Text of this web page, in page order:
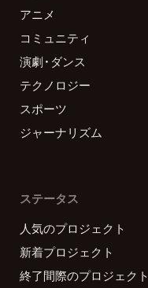
アニメ
コミュニティ
演劇・ダンス
テクノロジー
スポーツ
ジャーナリズム
ステータス
人気のプロジェクト
新着プロジェクト
終了間際のプロジェクト